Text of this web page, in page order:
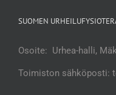
SUOMEN
Osoite: Urhea-halli,
Toimiston sähköposti: